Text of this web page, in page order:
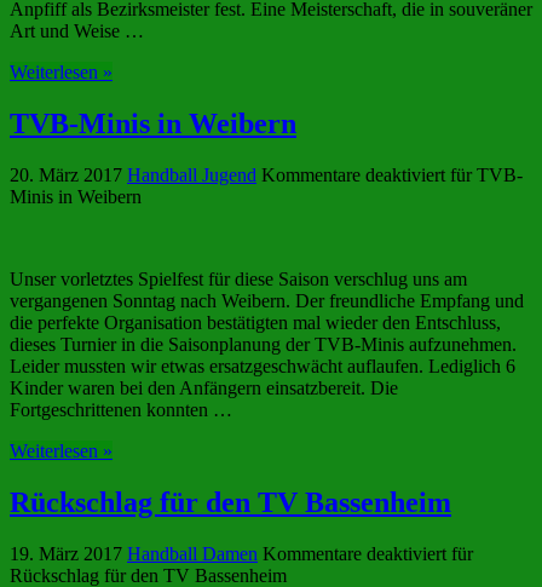
Anpfiff als Bezirksmeister fest. Eine Meisterschaft, die in souveräner
Art und Weise …
Weiterlesen »
TVB-Minis in Weibern
20. März 2017 Handball Jugend Kommentare deaktiviert für TVB-
Minis in Weibern
Unser vorletztes Spielfest für diese Saison verschlug uns am
vergangenen Sonntag nach Weibern. Der freundliche Empfang und
die perfekte Organisation bestätigten mal wieder den Entschluss,
dieses Turnier in die Saisonplanung der TVB-Minis aufzunehmen.
Leider mussten wir etwas ersatzgeschwächt auflaufen. Lediglich 6
Kinder waren bei den Anfängern einsatzbereit. Die
Fortgeschrittenen konnten …
Weiterlesen »
Rückschlag für den TV Bassenheim
19. März 2017 Handball Damen Kommentare deaktiviert für
Rückschlag für den TV Bassenheim